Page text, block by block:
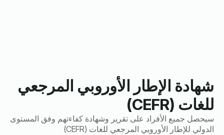
شهادة الإطار الأوروبي المرجعي
للغات (CEFR)
سيحصل جميع الأفراد على تقرير وشهادة كفاءتهم وفق المستوى
الدولي للإطار الأوروبي المرجعي للغات (CEFR)